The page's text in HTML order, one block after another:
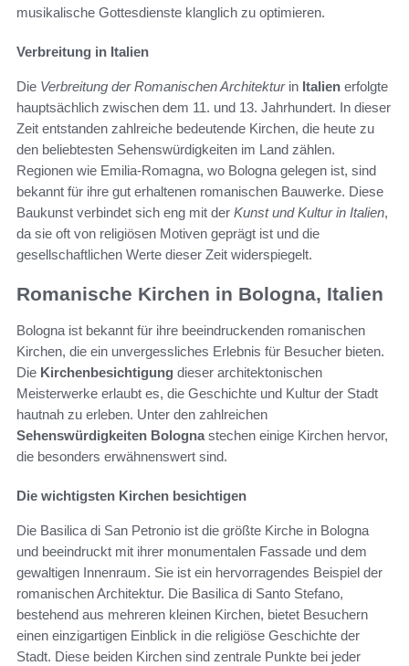
musikalische Gottesdienste klanglich zu optimieren.
Verbreitung in Italien
Die Verbreitung der Romanischen Architekturin Italien erfolgte
hauptsächlich zwischen dem 11. und 13. Jahrhundert. In dieser
Zeit entstanden zahlreiche bedeutende Kirchen, die heute zu
den beliebtesten Sehenswürdigkeiten im Land zählen.
Regionen wie Emilia-Romagna, wo Bologna gelegen ist, sind
bekannt für ihre gut erhaltenen romanischen Bauwerke. Diese
Baukunst verbindet sich eng mit der Kunst und Kultur in Italien,
da sie oft von religiösen Motiven geprägt ist und die
gesellschaftlichen Werte dieser Zeit widerspiegelt.
Romanische Kirchen in Bologna, Italien
Bologna ist bekannt für ihre beeindruckenden romanischen
Kirchen, die ein unvergessliches Erlebnis für Besucher bieten.
Die Kirchenbesichtigung dieser architektonischen
Meisterwerke erlaubt es, die Geschichte und Kultur der Stadt
hautnah zu erleben. Unter den zahlreichen
Sehenswürdigkeiten Bolognastechen einige Kirchen hervor,
die besonders erwähnenswert sind.
Die wichtigsten Kirchen besichtigen
Die Basilica di San Petronio ist die größte Kirche in Bologna
und beeindruckt mit ihrer monumentalen Fassade und dem
gewaltigen Innenraum. Sie ist ein hervorragendes Beispiel der
romanischen Architektur. Die Basilica di Santo Stefano,
bestehend aus mehreren kleinen Kirchen, bietet Besuchern
einen einzigartigen Einblick in die religiöse Geschichte der
Stadt. Diese beiden Kirchen sind zentrale Punkte bei jeder